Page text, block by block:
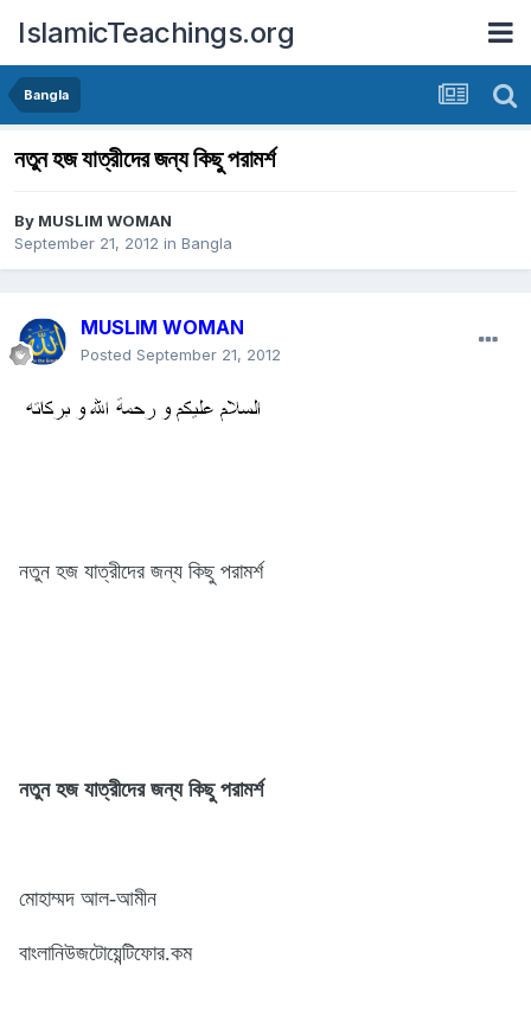
IslamicTeachings.org
Bangla
নতুন হজ যাত্রীদের জন্য কিছু পরামর্শ
By MUSLIM WOMAN
September 21, 2012 in Bangla
MUSLIM WOMAN
Posted September 21, 2012
নতুন হজ যাত্রীদের জন্য কিছু পরামর্শ
নতুন হজ যাত্রীদের জন্য কিছু পরামর্শ
মোহাম্মদ আল-আমীন
বাংলানিউজটোয়েন্টিফোর.কম